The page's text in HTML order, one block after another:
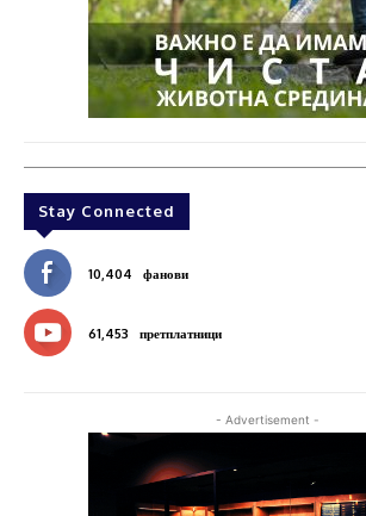
Stay Connected
10,404 фанови
61,453 претплатници
- Advertisement -